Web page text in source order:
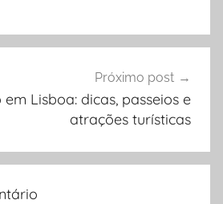
Próximo post
em Lisboa: dicas, passeios e
atrações turísticas